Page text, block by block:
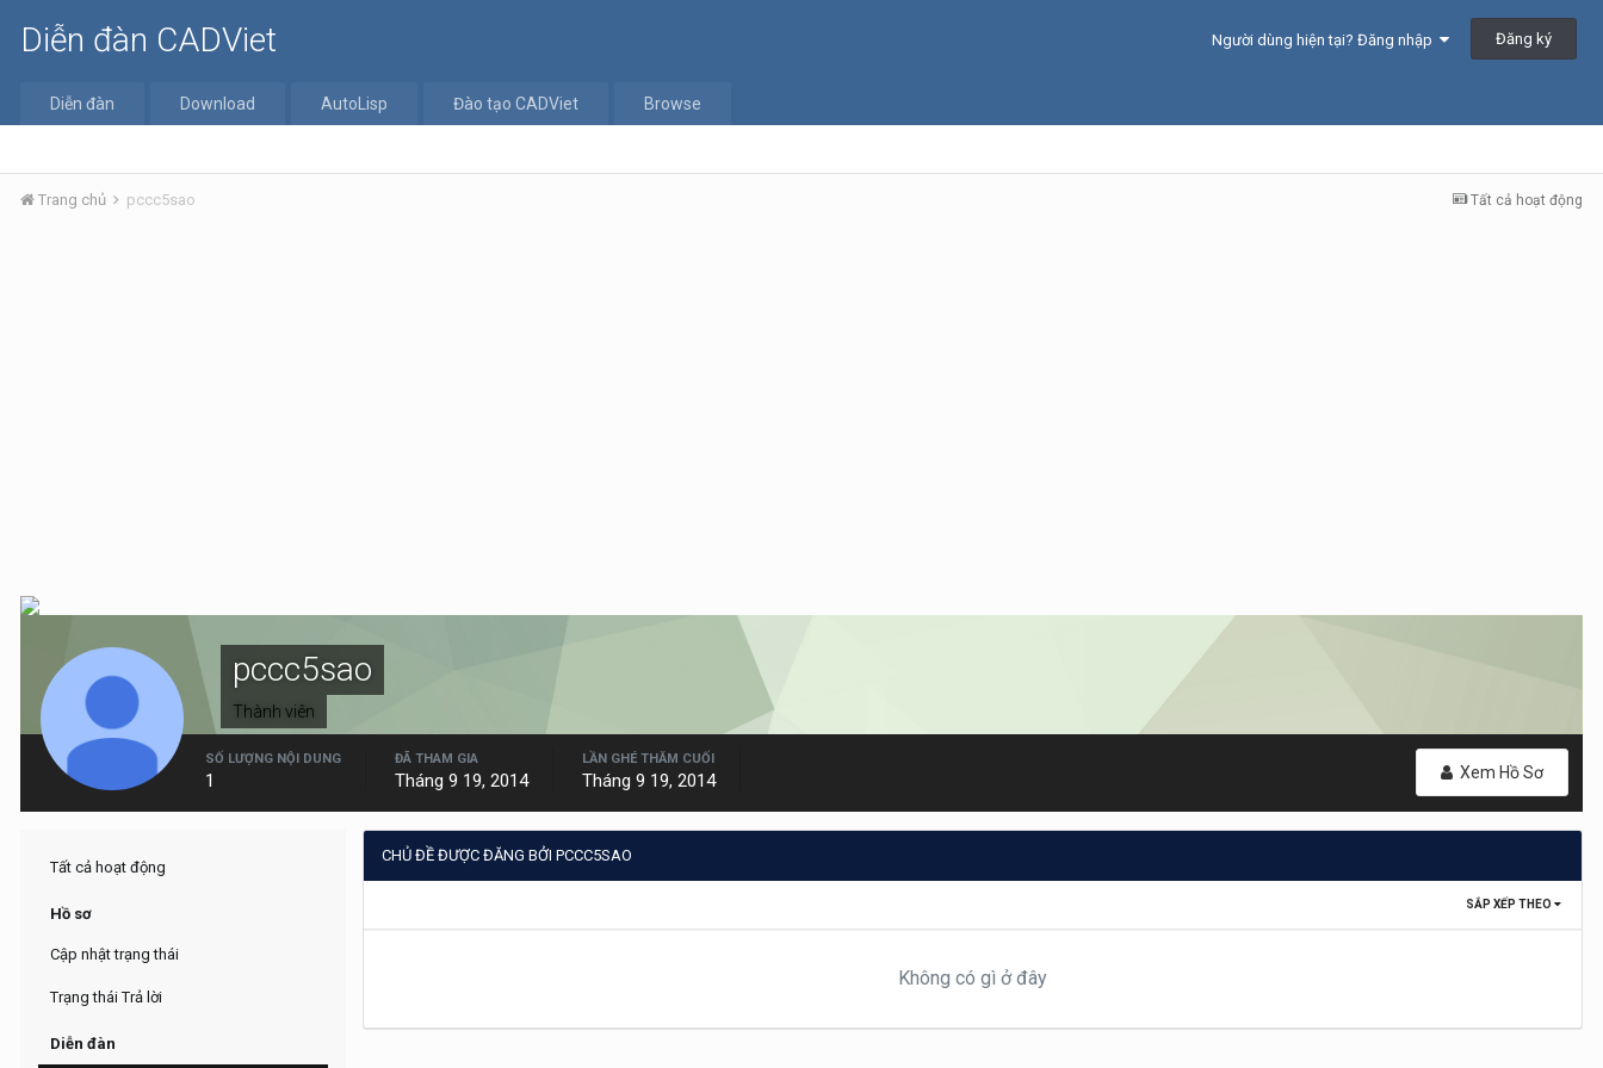
Diễn đàn CADViet Người dùng hiện tại? Đăng nhập Đăng ký
Diễn đàn Download AutoLisp Đào tạo CADViet Browse
Tất cả hoạt động
Trang chủ pccc5sao
pccc5sao
Thành viên
Xem Hồ Sơ
SỐ LƯỢNG NỘI DUNG
1
ĐÃ THAM GIA
Tháng 9 19, 2014
LẦN GHÉ THĂM CUỐI
Tháng 9 19, 2014
Tất cả hoạt động
Hồ sơ
Cập nhật trạng thái
Trạng thái Trả lời
Diễn đàn
CHỦ ĐỀ ĐƯỢC ĐĂNG BỞI PCCC5SAO
SẮP XẾP THEO
Không có gì ở đây